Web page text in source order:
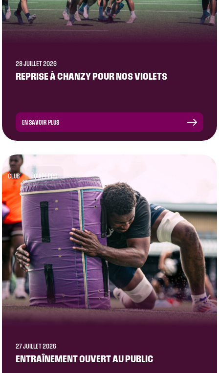
28 JUILLET 2026
REPRISE À CHANZY POUR NOS VIOLETS
EN SAVOIR PLUS
CLUB ÉQUIPE PRO
27 JUILLET 2026
ENTRAÎNEMENT OUVERT AU PUBLIC